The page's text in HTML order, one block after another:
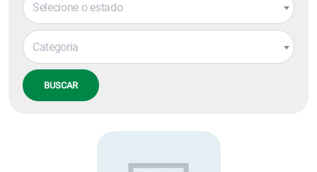
Selecione o estado
Categoria
BUSCAR